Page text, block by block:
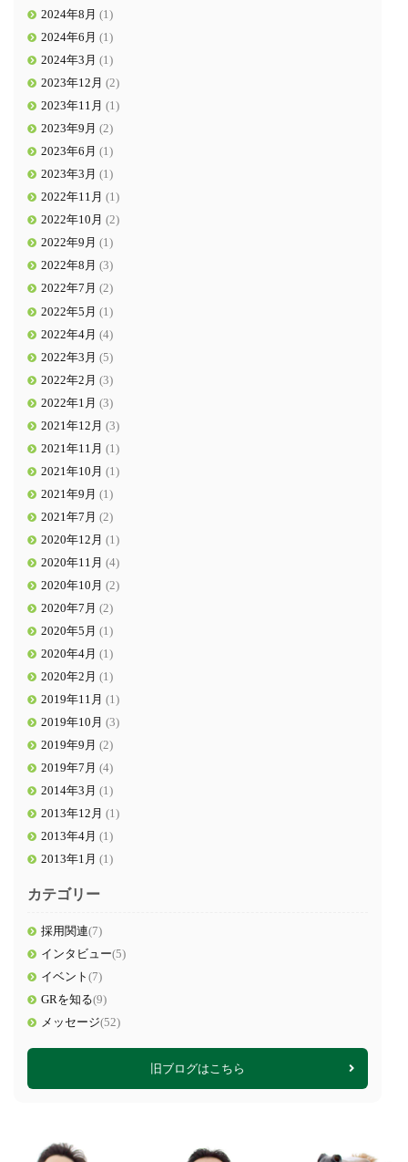
2024年8月 (1)
2024年6月 (1)
2024年3月 (1)
2023年12月 (2)
2023年11月 (1)
2023年9月 (2)
2023年6月 (1)
2023年3月 (1)
2022年11月 (1)
2022年10月 (2)
2022年9月 (1)
2022年8月 (3)
2022年7月 (2)
2022年5月 (1)
2022年4月 (4)
2022年3月 (5)
2022年2月 (3)
2022年1月 (3)
2021年12月 (3)
2021年11月 (1)
2021年10月 (1)
2021年9月 (1)
2021年7月 (2)
2020年12月 (1)
2020年11月 (4)
2020年10月 (2)
2020年7月 (2)
2020年5月 (1)
2020年4月 (1)
2020年2月 (1)
2019年11月 (1)
2019年10月 (3)
2019年9月 (2)
2019年7月 (4)
2014年3月 (1)
2013年12月 (1)
2013年4月 (1)
2013年1月 (1)
カテゴリー
採用関連(7)
インタビュー(5)
イベント(7)
GRを知る(9)
メッセージ(52)
旧ブログはこちら